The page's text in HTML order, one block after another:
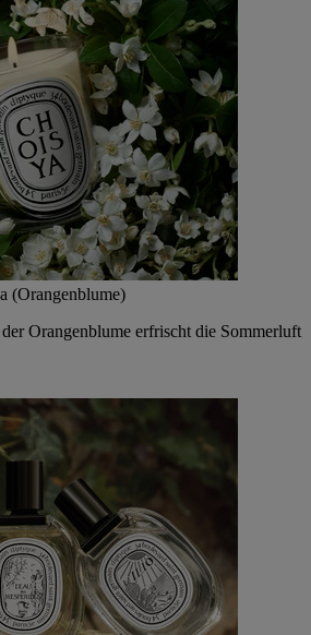
(Orangenblume)
Orangenblume erfrischt die Sommerluft